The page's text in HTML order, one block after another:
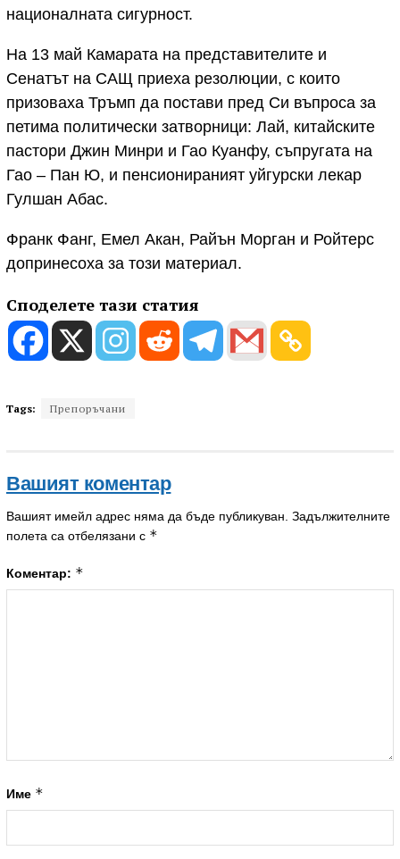
националната сигурност.
На 13 май Камарата на представителите и
Сенатът на САЩ приеха резолюции, с които
призоваха Тръмп да постави пред Си въпроса за
петима политически затворници: Лай, китайските
пастори Джин Минри и Гао Куанфу, съпругата на
Гао – Пан Ю, и пенсионираният уйгурски лекар
Гулшан Абас.
Франк Фанг, Емел Акан, Райън Морган и Ройтерс
допринесоха за този материал.
Споделете тази статия
Tags: Препоръчани
Вашият коментар
Вашият имейл адрес няма да бъде публикуван. Задължителните
полета са отбелязани с *
Коментар: *
Име *